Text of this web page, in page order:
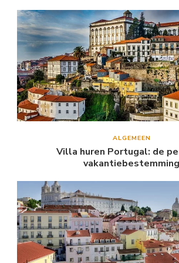
ALGEMEEN
Villa huren Portugal: de
vakantiebestemming